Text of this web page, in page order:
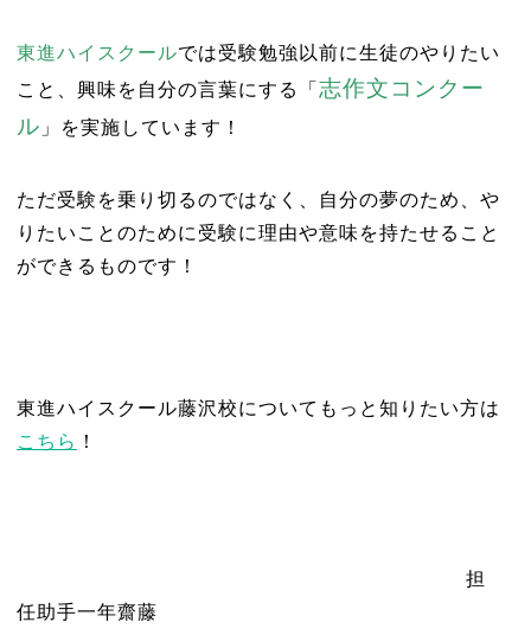
東進ハイスクールでは受験勉強以前に生徒のやりたい
こと、興味を自分の言葉にする「 志作文コンクー
ル 」を実施しています！
ただ受験を乗り切るのではなく、自分の夢のため、や
りたいことのために受験に理由や意味を持たせること
ができるものです！
東進ハイスクール藤沢校についてもっと知りたい方は
こちら ！
担
任助手一年齋藤